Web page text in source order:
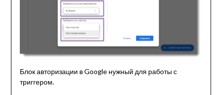
Блок авторизации в Google нужный для работы с
триггером.